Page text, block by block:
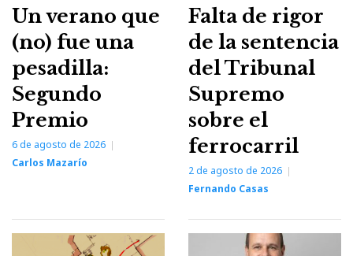
Un verano que
(no) fue una
pesadilla:
Segundo
Premio
6 de agosto de 2026
Carlos Mazarío
Falta de rigor
de la sentencia
del Tribunal
Supremo
sobre el
ferrocarril
2 de agosto de 2026
Fernando Casas